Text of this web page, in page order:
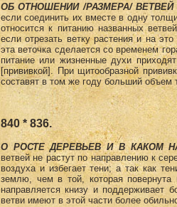
ОБ ОТНОШЕНИИ /РАЗМЕРА/
если соединить их вместе в одну
относится к питанию названных
если отрезать ветку растения и на
эта веточка сделается со временем
питание или жизненные духи
[прививкой]. При щитообразной
составят в том же году больший объем
840 * 836.
О РОСТЕ ДЕРЕВЬЕВ И В КАКОМ
ветвей не растут по направлению к
воздуха и избегает тени; а так как
землю, чем в той, которая
направляется книзу и
ветви имеют в этой части более